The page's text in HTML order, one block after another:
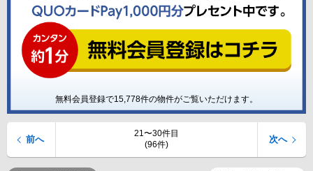
無料会員登録で15,778件の物件がご覧いただけます。
21〜30件目
(96件)
前へ 次へ